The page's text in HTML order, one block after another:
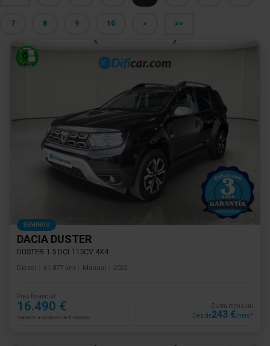
7 8 9 10 > >>
SEMINOU
DACIA DUSTER
DUSTER 1.5 DCI 115CV 4X4
Diesel 61.877 km Manual 2022
Preu financiat
16.490 €
*subjecte a condicions de financiació
Cuota mensual
Des de243 €/mes*